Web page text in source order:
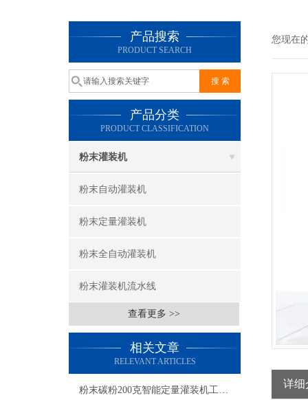
产品搜索
PRODUCT SEARCH
产品分类
PRODUCT CLASSIFICATION
粉末灌装机
粉末自动灌装机
粉末定量灌装机
粉末全自动灌装机
粉末灌装机流水线
查看更多 >>
相关文章
RELEVANT ARTICLES
粉末碳粉200克智能定量灌装机工厂生产
您现在
详细